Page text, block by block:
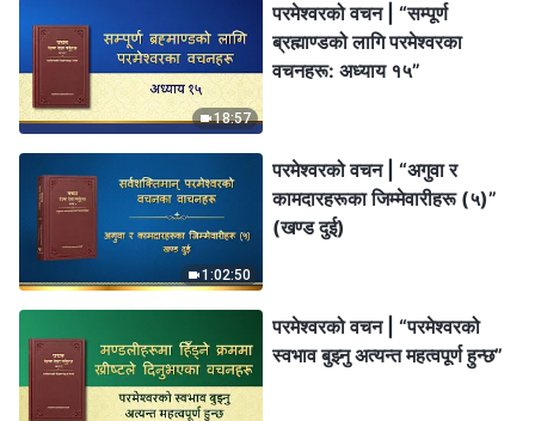
18:57
परमेश्‍वरको वचन | “सम्पूर्ण
ब्रह्माण्डको लागि परमेश्‍वरका
वचनहरू: अध्याय १५”
1:02:50
परमेश्‍वरको वचन | “अगुवा र
कामदारहरूका जिम्‍मेवारीहरू (५)”
(खण्ड दुई)
परमेश्‍वरको वचन | “परमेश्‍वरको
स्वभाव बुझ्‍नु अत्यन्त महत्वपूर्ण हुन्छ”